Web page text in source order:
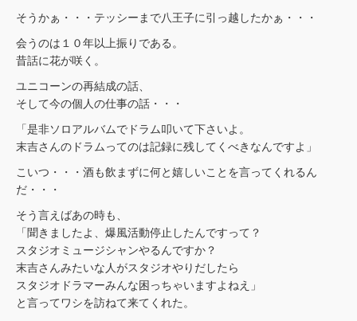
そうかぁ・・・テッシーまで八王子に引っ越したかぁ・・・
会うのは１０年以上振りである。
昔話に花が咲く。
ユニコーンの再結成の話、
そして今の個人の仕事の話・・・
「是非ソロアルバムでドラム叩いて下さいよ。
末吉さんのドラムってのは記録に残してくべきなんですよ」
こいつ・・・酒も飲まずに何と嬉しいことを言ってくれるん
だ・・・
そう言えばあの時も、
「聞きましたよ、爆風活動停止したんですって？
スタジオミュージシャンやるんですか？
末吉さんみたいな人がスタジオやりだしたら
スタジオドラマーみんな困っちゃいますよねえ」
と言ってワシを訪ねて来てくれた。